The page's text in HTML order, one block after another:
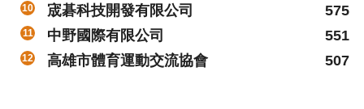
10 宬碁科技開發有限公司 575
11 中野國際有限公司 551
12 高雄市體育運動交流協會 507